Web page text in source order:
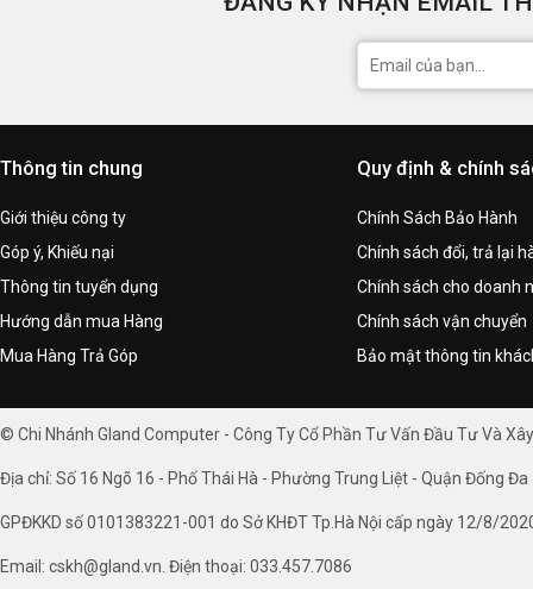
Thông tin chung
Giới thiệu công ty
Góp ý, Khiếu nại
Thông tin tuyển dụng
Hướng dẫn mua Hàng
Mua Hàng Trả Góp
Quy định & chính
Chính Sách Bảo Hành
Chính sách đổi, trả lại
Chính sách cho doanh
Chính sách vận chuyển
Bảo mật thông tin
© Chi Nhánh Gland Computer - Công Ty Cổ Phần Tư Vấn Đầu Tư Và
Địa chỉ: Số 16 Ngõ 16 - Phố Thái Hà - Phường Trung Liệt - Quận Đống Đa
GPĐKKD số 0101383221-001 do Sở KHĐT Tp.Hà Nội cấp ngày 12/8/
Email: cskh@gland.vn. Điện thoại: 033.457.7086